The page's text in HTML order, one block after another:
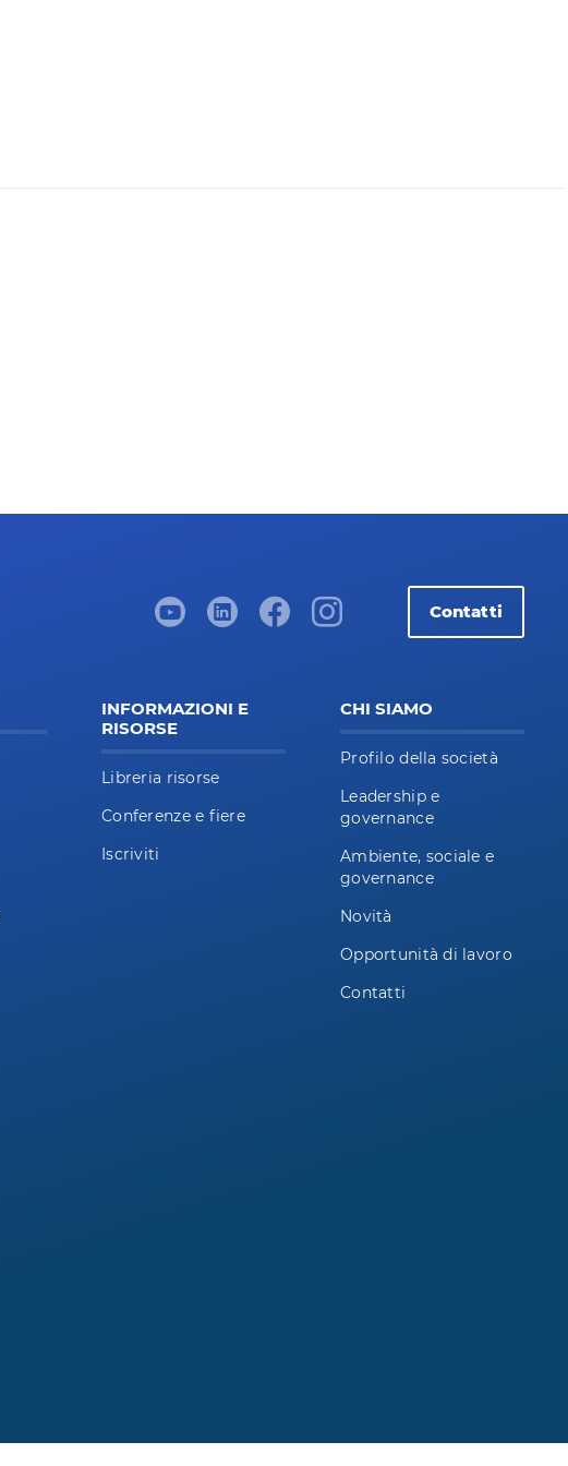
Contatti
INFORMAZIONI E
RISORSE
Libreria risorse
Conferenze e fiere
Iscriviti
CHI SIAMO
Profilo della società
Leadership e
governance
Ambiente, sociale e
governance
Novità
Opportunità di lavoro
Contatti